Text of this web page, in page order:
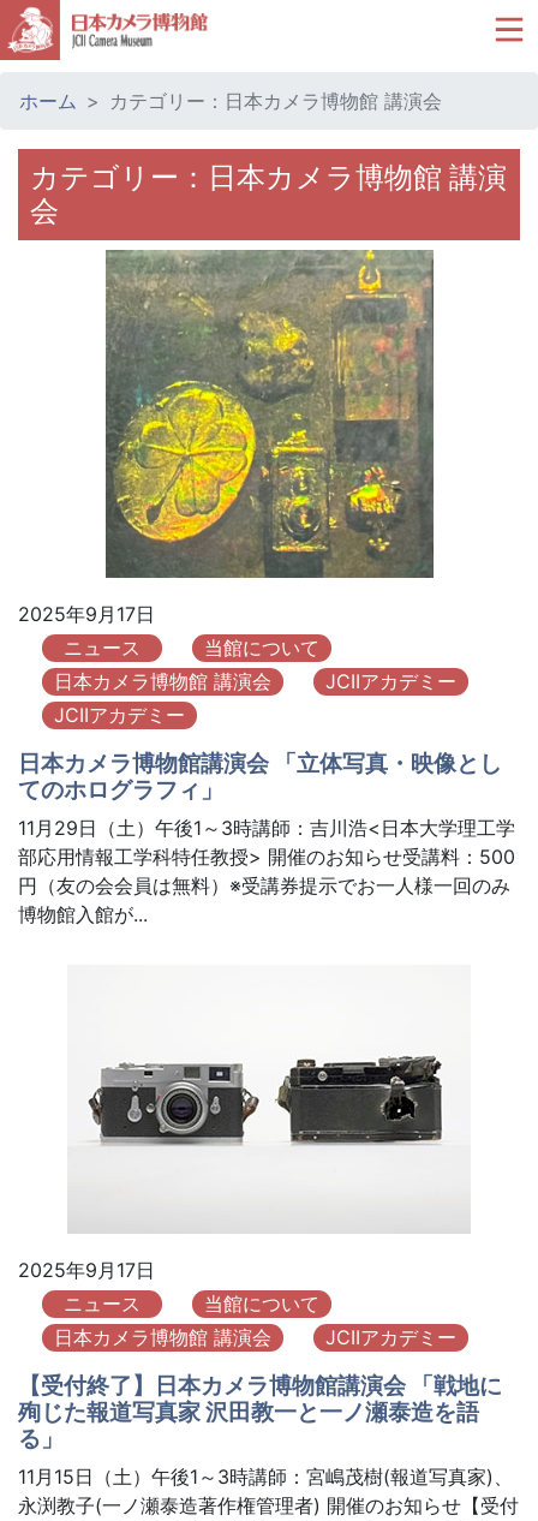
ホーム カテゴリー：日本カメラ博物館 講演会
カテゴリー：日本カメラ博物館 講演
会
2025年9月17日
ニュース
当館について
日本カメラ博物館 講演会
JCIIアカデミー
JCIIアカデミー
日本カメラ博物館講演会 「立体写真・映像とし
てのホログラフィ」
11月29日（土）午後1～3時講師：吉川浩<日本大学理工学
部応用情報工学科特任教授> 開催のお知らせ受講料：500
円（友の会会員は無料）※受講券提示でお一人様一回のみ
博物館入館が...
2025年9月17日
ニュース
当館について
日本カメラ博物館 講演会
JCIIアカデミー
【受付終了】日本カメラ博物館講演会 「戦地に
殉じた報道写真家 沢田教一と一ノ瀬泰造を語
る」
11月15日（土）午後1～3時講師：宮嶋茂樹(報道写真家)、
永渕教子(一ノ瀬泰造著作権管理者) 開催のお知らせ【受付